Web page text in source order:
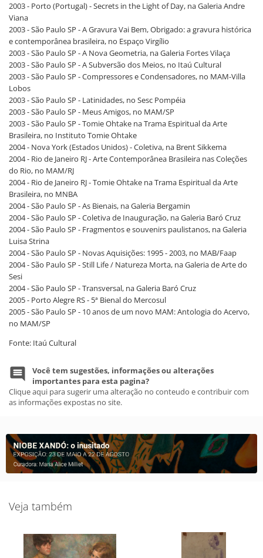
2003 - Porto (Portugal) - Secrets in the Light of Day, na Galeria Andre
Viana
2003 - São Paulo SP - A Gravura Vai Bem, Obrigado: a gravura histórica
e contemporânea brasileira, no Espaço Virgílio
2003 - São Paulo SP - A Nova Geometria, na Galeria Fortes Vilaça
2003 - São Paulo SP - A Subversão dos Meios, no Itaú Cultural
2003 - São Paulo SP - Compressores e Condensadores, no MAM-Villa
Lobos
2003 - São Paulo SP - Latinidades, no Sesc Pompéia
2003 - São Paulo SP - Meus Amigos, no MAM/SP
2003 - São Paulo SP - Tomie Ohtake na Trama Espiritual da Arte
Brasileira, no Instituto Tomie Ohtake
2004 - Nova York (Estados Unidos) - Coletiva, na Brent Sikkema
2004 - Rio de Janeiro RJ - Arte Contemporânea Brasileira nas Coleções
do Rio, no MAM/RJ
2004 - Rio de Janeiro RJ - Tomie Ohtake na Trama Espiritual da Arte
Brasileira, no MNBA
2004 - São Paulo SP - As Bienais, na Galeria Bergamin
2004 - São Paulo SP - Coletiva de Inauguração, na Galeria Baró Cruz
2004 - São Paulo SP - Fragmentos e souvenirs paulistanos, na Galeria
Luisa Strina
2004 - São Paulo SP - Novas Aquisições: 1995 - 2003, no MAB/Faap
2004 - São Paulo SP - Still Life / Natureza Morta, na Galeria de Arte do
Sesi
2004 - São Paulo SP - Transversal, na Galeria Baró Cruz
2005 - Porto Alegre RS - 5ª Bienal do Mercosul
2005 - São Paulo SP - 10 anos de um novo MAM: Antologia do Acervo,
no MAM/SP
Fonte: Itaú Cultural
Você tem sugestões, informações ou alterações
importantes para esta pagina?
Clique aqui para sugerir uma alteração no conteudo e contribuir com
as informações expostas no site.
Veja também